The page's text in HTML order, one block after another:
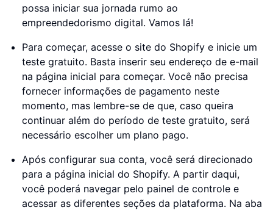
possa iniciar sua jornada rumo ao
empreendedorismo digital. Vamos lá!
Para começar, acesse o site do Shopify e inicie um
teste gratuito. Basta inserir seu endereço de e-mail
na página inicial para começar. Você não precisa
fornecer informações de pagamento neste
momento, mas lembre-se de que, caso queira
continuar além do período de teste gratuito, será
necessário escolher um plano pago.
Após configurar sua conta, você será direcionado
para a página inicial do Shopify. A partir daqui,
você poderá navegar pelo painel de controle e
acessar as diferentes seções da plataforma. Na aba